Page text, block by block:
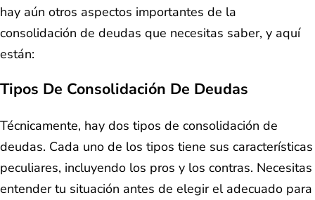
hay aún otros aspectos importantes de la
consolidación de deudas que necesitas saber, y aquí
están:
Tipos De Consolidación De Deudas
Técnicamente, hay dos tipos de consolidación de
deudas. Cada uno de los tipos tiene sus características
peculiares, incluyendo los pros y los contras. Necesitas
entender tu situación antes de elegir el adecuado para